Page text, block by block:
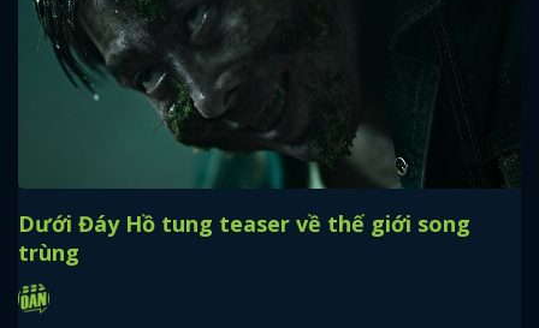
Dưới Đáy Hồ tung teaser về thế giới song
trùng